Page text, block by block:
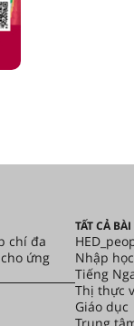
chí đa
ứng
TẤT CẢ
Nhập học
Tiếng
Thị thực
Giáo dục